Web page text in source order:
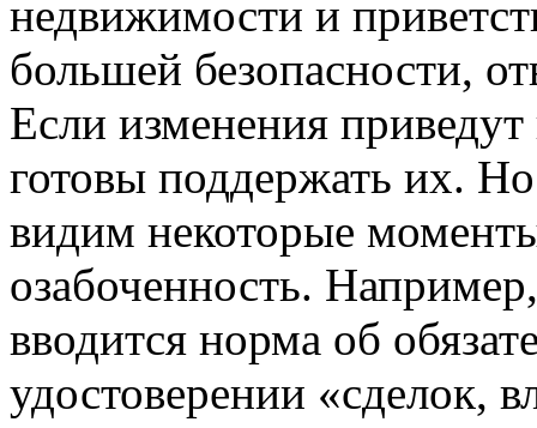
недвижимости и
большей безопасности,
Если изменения приведут
готовы поддержать их.
видим некоторые
озабоченность.
вводится норма об
удостоверении «сделок,